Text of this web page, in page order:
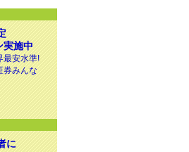
実施中
最安水準!
券みんな
に